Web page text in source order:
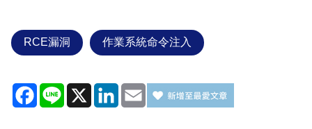
RCE漏洞 作業系統命令注入
Facebook
Line X LinkedIn
Email